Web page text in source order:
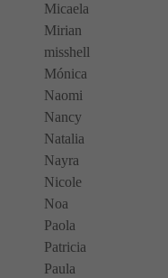
Micaela
Mirian
misshell
Mónica
Naomi
Nancy
Natalia
Nayra
Nicole
Noa
Paola
Patricia
Paula